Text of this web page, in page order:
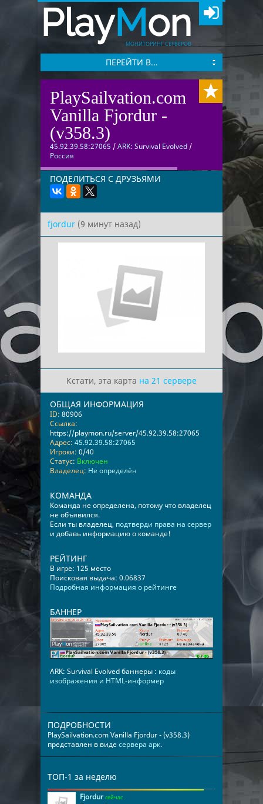
PlayMon
МОНИТОРИНГ СЕРВЕРОВ
ПЕРЕЙТИ В...
PlaySailvation.com
Vanilla Fjordur -
(v358.3)
45.92.39.58:27065 /ARK: Survival Evolved /
Россия
ПОДЕЛИТЬСЯ С ДРУЗЬЯМИ
fjordur (9 минут назад)
Кстати, эта карта на 21 сервере
ОБЩАЯ ИНФОРМАЦИЯ
ID: 80906
Ссылка:
https://playmon.ru/server/45.92.39.58:27065
Адрес: 45.92.39.58:27065
Игроки: 0/40
Статус: Включен
Владелец: Не определён
КОМАНДА
Команда не определена, потому что владелец
не объявился.
Если ты владелец, подтверди права на сервер
и добавь информацию о команде!
РЕЙТИНГ
В игре: 125 место
Поисковая выдача: 0.06837
Подробная информация о рейтинге
БАННЕР
ARK: Survival Evolved баннеры : коды
изображения и HTML-информер
ПОДРОБНОСТИ
PlaySailvation.com Vanilla Fjordur - (v358.3)
представлен в видесервера арк.
ТОП-1 за неделю
Fjordur сейчас